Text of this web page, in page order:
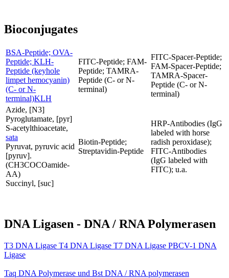
Bioconjugates
BSA-Peptide; OVA-
Peptide; KLH-
Peptide (keyhole
limpet hemocyanin)
(C- or N-
terminal)KLH
FITC-Peptide; FAM-
Peptide; TAMRA-
Peptide (C- or N-
terminal)
FITC-Spacer-Peptide;
FAM-Spacer-Peptide;
TAMRA-Spacer-
Peptide (C- or N-
terminal)
Azide, [N3]
Pyroglutamate, [pyr]
S-acetylthioacetate,
sata
Pyruvat, pyruvic acid
[pyruv].
(CH3COCOamide-
AA)
Succinyl, [suc]
Biotin-Peptide;
Streptavidin-Peptide
HRP-Antibodies (IgG
labeled with horse
radish peroxidase);
FITC-Antibodies
(IgG labeled with
FITC); u.a.
DNA Ligasen - DNA / RNA Polymerasen
T3 DNA Ligase T4 DNA Ligase T7 DNA Ligase PBCV-1 DNA
Ligase
Taq DNA Polymerase und Bst DNA / RNA polymerasen